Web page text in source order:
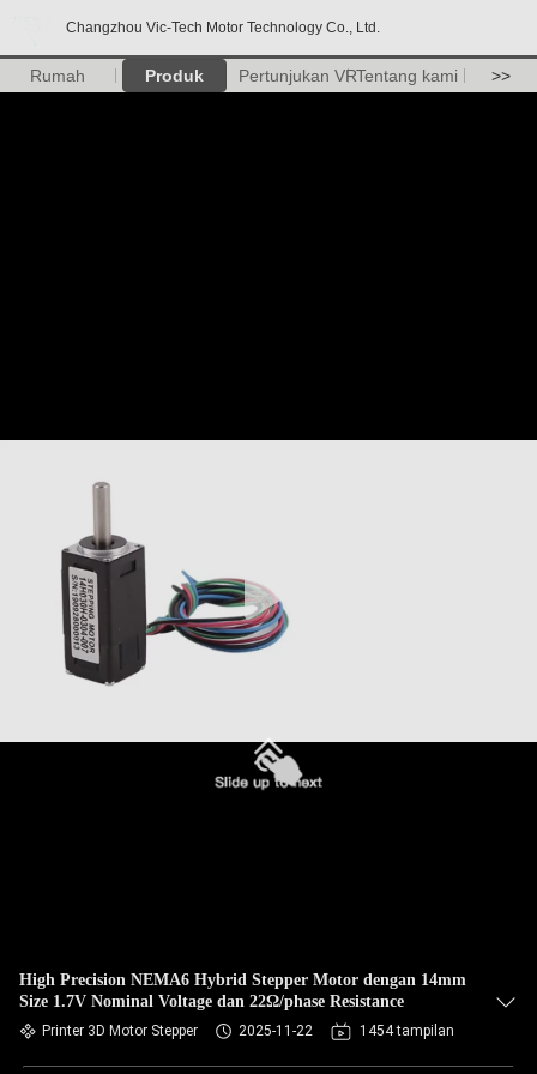
Changzhou Vic-Tech Motor Technology Co., Ltd.
Rumah Produk Pertunjukan VRTentang kami >>
High Precision NEMA6 Hybrid Stepper Motor dengan 14mm
Size 1.7V Nominal Voltage dan 22Ω/phase Resistance
Printer 3D Motor Stepper 2025-11-22 1454 tampilan